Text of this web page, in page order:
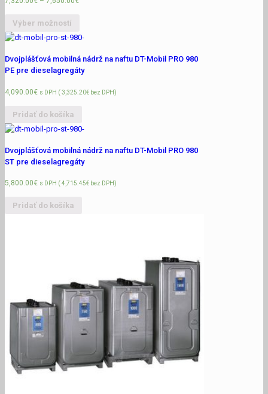
Výber možností
Dvojplášťová mobilná nádrž na naftu DT-Mobil PRO 980
PE pre dieselagregáty
4,090.00€ s DPH ( 3,325.20€ bez DPH)
Pridať do košíka
Dvojplášťová mobilná nádrž na naftu DT-Mobil PRO 980
ST pre dieselagregáty
5,800.00€ s DPH ( 4,715.45€ bez DPH)
Pridať do košíka